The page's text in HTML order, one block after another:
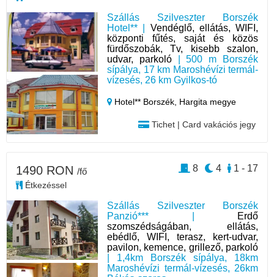
Szállás Szilveszter Borszék
Hotel** | Vendéglő, ellátás, WIFI,
központi fűtés, saját és közös
fürdőszobák, Tv, kisebb szalon,
udvar, parkoló| 500 m Borszék
sípálya, 17 km Maroshévízi termál-
vízesés, 26 km Gyilkos-tó
Hotel** Borszék, Hargita megye
Tichet | Card vakációs jegy
Szállás Szilveszter Borszék
Panzió*** |
Erdő
szomszédságában, ellátás,
ebédlő, WIFI, terasz, kert-udvar,
pavilon, kemence, grillező, parkoló
| 1,4km Borszék sípálya, 18km
Maroshévízi termál-vízesés, 26km
1490 RON /fő
Étkezéssel
1 - 17
4
8